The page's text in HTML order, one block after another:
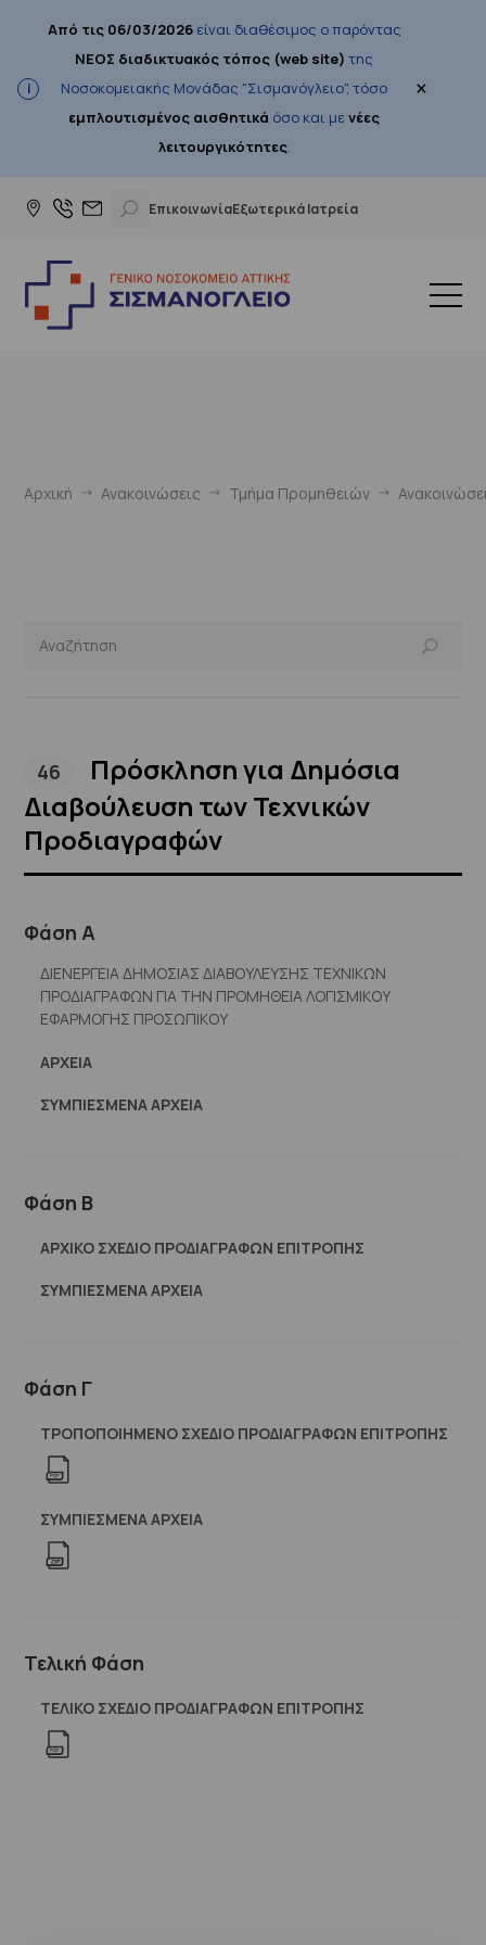
Από τις 06/03/2026είναι διαθέσιμος ο παρόντας
ΝΕΟΣ διαδικτυακός τόπος (web site) της
Νοσοκομειακής Μονάδας "Σισμανόγλειο", τόσο
εμπλουτισμένος αισθητικά όσο και μενέες
λειτουργικότητες.
×
ΕπικοινωνίαΕξωτερικά Ιατρεία
Αρχική Ανακοινώσεις Τμήμα Προμηθειών
46
Πρόσκληση για Δημόσια
Διαβούλευση των Τεχνικών
Προδιαγραφών
Φάση Α
ΔΙΕΝΕΡΓΕΙΑ ΔΗΜΟΣΙΑΣ ΔΙΑΒΟΥΛΕΥΣΗΣ ΤΕΧΝΙΚΩΝ
ΠΡΟΔΙΑΓΡΑΦΩΝ ΓΙΑ ΤΗΝ ΠΡΟΜΗΘΕΙΑ ΛΟΓΙΣΜΙΚΟΥ
ΕΦΑΡΜΟΓΗΣ ΠΡΟΣΩΠΙΚΟΥ
ΑΡΧΕΊΑ
ΣΥΜΠΙΕΣΜΈΝΑ ΑΡΧΕΊΑ
Φάση Β
ΑΡΧΙΚΟ ΣΧΕΔΙΟ ΠΡΟΔΙΑΓΡΑΦΩΝ ΕΠΙΤΡΟΠΗΣ
ΣΥΜΠΙΕΣΜΈΝΑ ΑΡΧΕΊΑ
Φάση Γ
ΤΡΟΠΟΠΟΙΗΜΕΝΟ ΣΧΕΔΙΟ ΠΡΟΔΙΑΓΡΑΦΩΝ ΕΠΙΤΡΟΠΗΣ
ΣΥΜΠΙΕΣΜΈΝΑ ΑΡΧΕΊΑ
Τελική Φάση
ΤΕΛΙΚΟ ΣΧΕΔΙΟ ΠΡΟΔΙΑΓΡΑΦΩΝ ΕΠΙΤΡΟΠΗΣ